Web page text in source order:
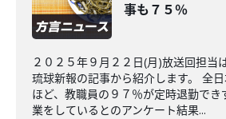
事も７５％
２０２５年９月２２日(月)放送回担当
琉球新報の記事から紹介します。 全
ほど、教職員の９７％が定時退勤でき
業をしているとのアンケート結果...